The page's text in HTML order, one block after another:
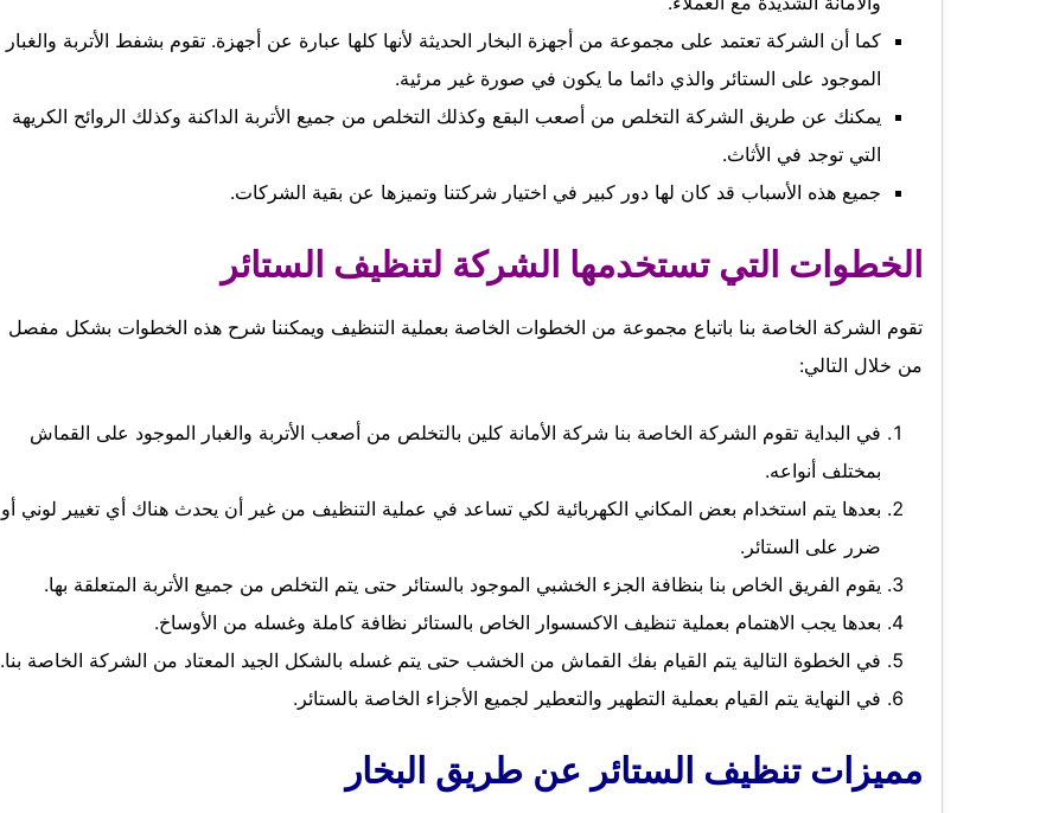
كما أن الشركة تعتمد على مجموعة من أجهزة البخار الحديثة لأنها كلها عبارة عن أجهزة. تقوم بشفط الأتربة والغبار
الموجود على الستائر والذي دائما ما يكون في صورة غير مرئية.
يمكنك عن طريق الشركة التخلص من أصعب البقع وكذلك التخلص من جميع الأتربة الداكنة وكذلك الروائح الكريهة
التي توجد في الأثاث.
جميع هذه الأسباب قد كان لها دور كبير في اختيار شركتنا وتميزها عن بقية الشركات.
الخطوات التي تستخدمها الشركة لتنظيف الستائر
تقوم الشركة الخاصة بنا باتباع مجموعة من الخطوات الخاصة بعملية التنظيف ويمكننا شرح هذه الخطوات بشكل مفصل
من خلال التالي:
في البداية تقوم الشركة الخاصة بنا شركة الأمانة كلين بالتخلص من أصعب الأتربة والغبار الموجود على القماش
بمختلف أنواعه.
بعدها يتم استخدام بعض المكاني الكهربائية لكي تساعد في عملية التنظيف من غير أن يحدث هناك أي تغيير لوني أو
ضرر على الستائر.
يقوم الفريق الخاص بنا بنظافة الجزء الخشبي الموجود بالستائر حتى يتم التخلص من جميع الأتربة المتعلقة بها.
بعدها يجب الاهتمام بعملية تنظيف الاكسسوار الخاص بالستائر نظافة كاملة وغسله من الأوساخ.
في الخطوة التالية يتم القيام بفك القماش من الخشب حتى يتم غسله بالشكل الجيد المعتاد من الشركة الخاصة بنا.
في النهاية يتم القيام بعملية التطهير والتعطير لجميع الأجزاء الخاصة بالستائر.
مميزات تنظيف الستائر عن طريق البخار